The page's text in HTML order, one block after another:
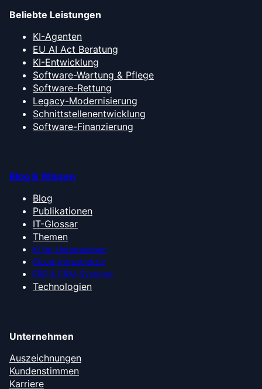
Beliebte Leistungen
KI-Agenten
EU AI Act Beratung
KI-Entwicklung
Software-Wartung & Pflege
Software-Rettung
Legacy-Modernisierung
Schnittstellenentwicklung
Software-Finanzierung
Blog & Wissen
Blog
Publikationen
IT-Glossar
Themen
KI für Unternehmen
Cloud-Infrastruktur
ERP & CRM-Systeme
Technologien
Unternehmen
Auszeichnungen
Kundenstimmen
Karriere